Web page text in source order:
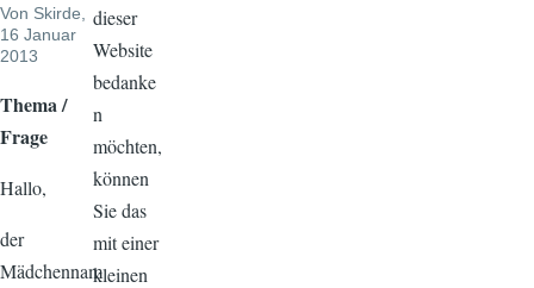
Von Skirde
16 Januar
2013
Thema /
Frage
Hallo,
der
Mädchennam
dieser
Website
bedanke
n
möchten,
können
Sie das
mit einer
kleinen